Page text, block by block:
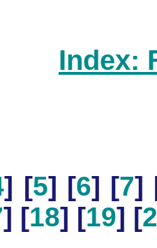
Index:
] [5] [6] [7]
] [18] [19] [